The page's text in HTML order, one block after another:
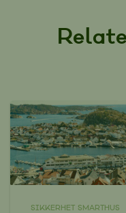
SIKKERHET SMARTHUS